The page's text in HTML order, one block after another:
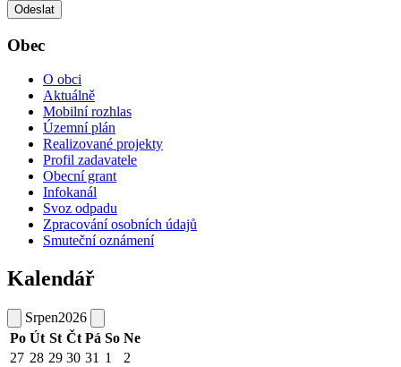
Odeslat
Obec
O obci
Aktuálně
Mobilní rozhlas
Územní plán
Realizované projekty
Profil zadavatele
Obecní grant
Infokanál
Svoz odpadu
Zpracování osobních údajů
Smuteční oznámení
Kalendář
Srpen2026
Po Út St Čt Pá So Ne
27 28 29 30 31 1
2